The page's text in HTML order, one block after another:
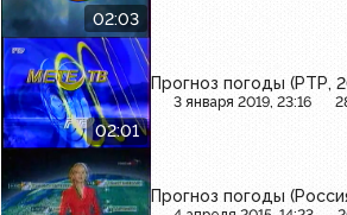
02:03
02:01
Прогноз погоды (РТР,
3 января 2019, 23:16
Прогноз погоды